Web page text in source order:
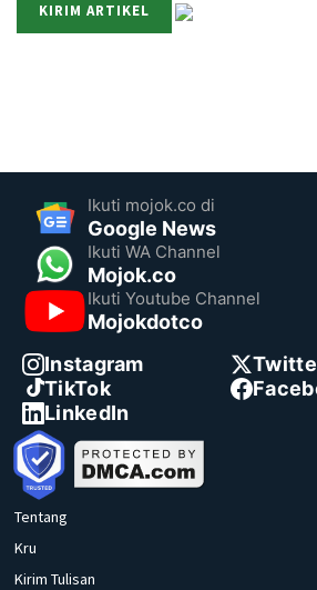
Ikuti mojok.co di
Google News
Ikuti WA Channel
Mojok.co
Ikuti Youtube Channel
Mojokdotco
Instagram
TikTok
LinkedIn
Tentang
Kru
Kirim Tulisan